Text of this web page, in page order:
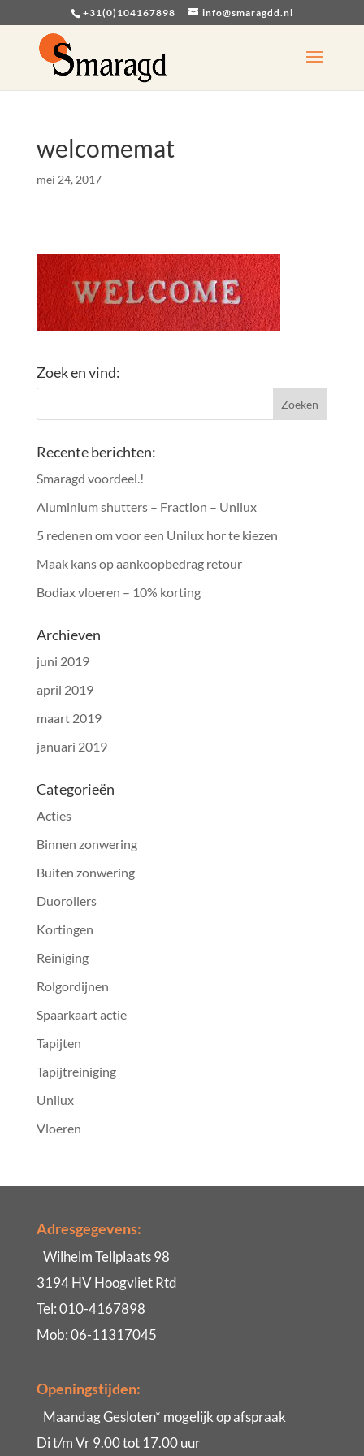
+31(0)104167898 info@smaragdd.nl
welcomemat
mei 24, 2017
Zoek en vind:
Recente berichten:
Smaragd voordeel.!
Aluminium shutters – Fraction – Unilux
5 redenen om voor een Unilux hor te kiezen
Maak kans op aankoopbedrag retour
Bodiax vloeren – 10% korting
Archieven
juni 2019
april 2019
maart 2019
januari 2019
Categorieën
Acties
Binnen zonwering
Buiten zonwering
Duorollers
Kortingen
Reiniging
Rolgordijnen
Spaarkaart actie
Tapijten
Tapijtreiniging
Unilux
Vloeren
Adresgegevens:
Wilhelm Tellplaats 98
3194 HV Hoogvliet Rtd
Tel: 010-4167898
Mob: 06-11317045
Openingstijden:
Maandag Gesloten* mogelijk op afspraak
Di t/m Vr 9.00 tot 17.00 uur